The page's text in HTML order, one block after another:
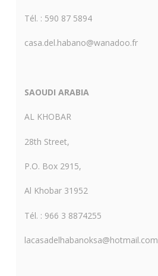
Tél. : 590 87 5894
casa.del.habano@wanadoo.fr
SAOUDI ARABIA
AL KHOBAR
28th Street,
P.O. Box 2915,
Al Khobar 31952
Tél. : 966 3 8874255
lacasadelhabanoksa@hotmail.com